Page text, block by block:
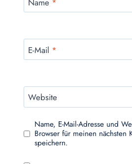
E-Mail *
Website
Name, E-Mail-Adresse und
Browser für meinen nächsten
speichern.